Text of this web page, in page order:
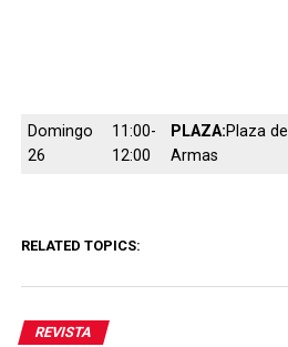
Domingo
26
11:00-
12:00
PLAZA:Plaza de
Armas
RELATED TOPICS:
REVISTA